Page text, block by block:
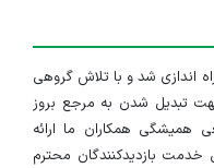
ایران استخدام در تاریخ ۱۳۹۱/۱/۱۰ راه اندازی شد و با تلاش گروهی
تبدیل شدن به مرجع بروز
همکاران ما ارائه
بازدیدکنندگان محترم